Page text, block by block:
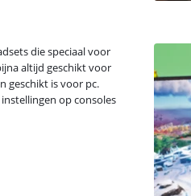
die speciaal voor
altijd geschikt voor
geschikt is voor pc.
op consoles